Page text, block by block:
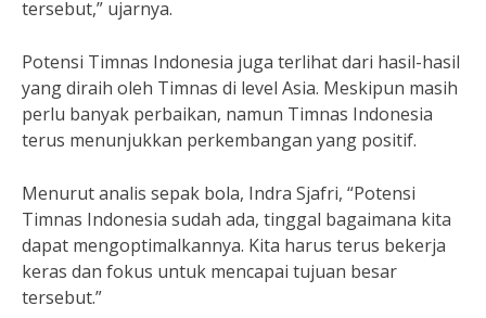
tersebut,” ujarnya.
Potensi Timnas Indonesia juga terlihat dari hasil-hasil
yang diraih oleh Timnas di level Asia. Meskipun masih
perlu banyak perbaikan, namun Timnas Indonesia
terus menunjukkan perkembangan yang positif.
Menurut analis sepak bola, Indra Sjafri, “Potensi
Timnas Indonesia sudah ada, tinggal bagaimana kita
dapat mengoptimalkannya. Kita harus terus bekerja
keras dan fokus untuk mencapai tujuan besar
tersebut.”